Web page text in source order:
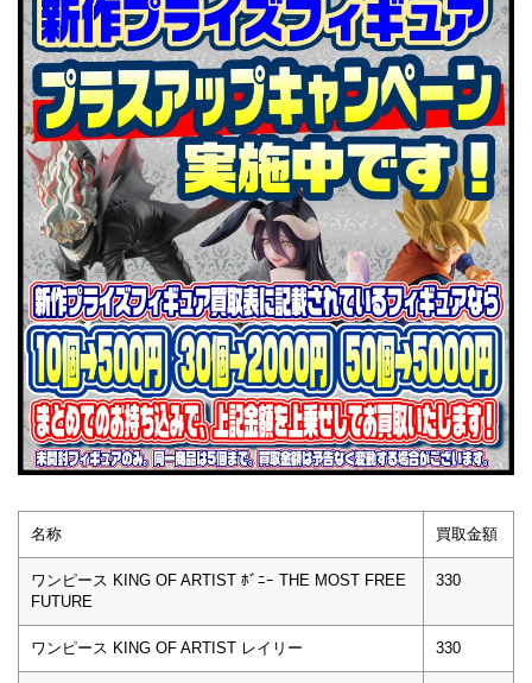
名称 買取金額
ワンピース KING OF ARTIST ﾎﾞﾆｰ THE MOST FREE
FUTURE
330
ワンピース KING OF ARTIST レイリー 330